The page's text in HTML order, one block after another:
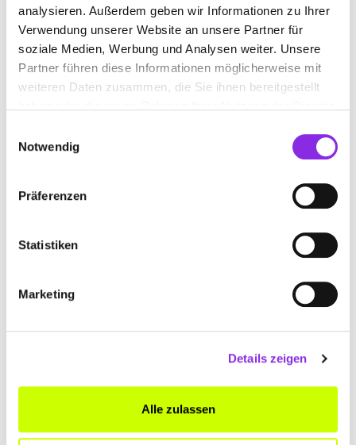
analysieren. Außerdem geben wir Informationen zu Ihrer
Verwendung unserer Website an unsere Partner für
soziale Medien, Werbung und Analysen weiter. Unsere
Partner führen diese Informationen möglicherweise mit
weiteren Daten zusammen, die Sie ihnen bereitgestellt
Notwendig
Präferenzen
Statistiken
Marketing
Details zeigen
Alle zulassen
Geschlossen - öffnet morgen um 08:00 Uhr
STADTWERKE TUTTLINGEN GMBH
www.swtenergie.de